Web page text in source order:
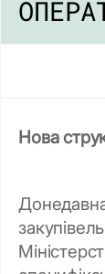
Нова